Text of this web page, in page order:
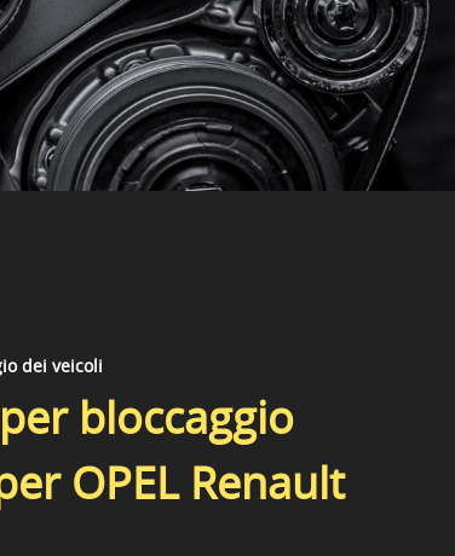
dei veicoli
bloccaggio
OPEL Renault